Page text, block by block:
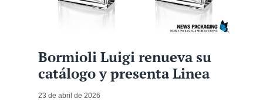
Bormioli Luigi renueva su
catálogo y presenta Linea
23 de abril de 2026